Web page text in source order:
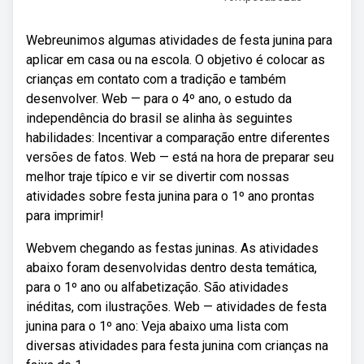
Webreunimos algumas atividades de festa junina para
aplicar em casa ou na escola. O objetivo é colocar as
crianças em contato com a tradição e também
desenvolver. Web — para o 4º ano, o estudo da
independência do brasil se alinha às seguintes
habilidades: Incentivar a comparação entre diferentes
versões de fatos. Web — está na hora de preparar seu
melhor traje típico e vir se divertir com nossas
atividades sobre festa junina para o 1º ano prontas
para imprimir!
Webvem chegando as festas juninas. As atividades
abaixo foram desenvolvidas dentro desta temática,
para o 1º ano ou alfabetização. São atividades
inéditas, com ilustrações. Web — atividades de festa
junina para o 1º ano: Veja abaixo uma lista com
diversas atividades para festa junina com crianças na